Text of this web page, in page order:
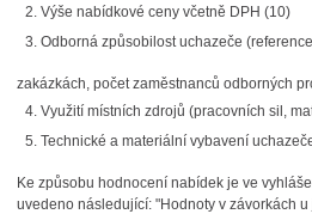
Výše nabídkové ceny včetně DPH (10)
Odborná způsobilost uchazeče
zakázkách, počet zaměstnanců odborných
Využití místních zdrojů (pracovních sil,
Technické a materiální vybavení
Ke způsobu hodnocení nabídek je ve
uvedeno následující: "Hodnoty v závorkách